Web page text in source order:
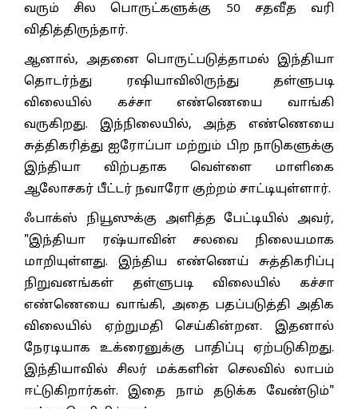
வரும் சில பொருட்களுக்கு 50 சதவீத வரி
விதித்திருந்தார்.
ஆனால், அதனை பொருட்படுத்தாமல் இந்தியா
தொடர்ந்து ரஷியாவிலிருந்து தள்ளுபடி
விலையில் கச்சா எண்ணெயை வாங்கி
வருகிறது. இந்நிலையில், அந்த எண்ணெயை
சுத்திகரித்து ஐரோப்பா மற்றும் பிற நாடுகளுக்கு
இந்தியா விற்பதாக வெள்ளை மாளிகை
ஆலோசகர் பீட்டர் நவாரோ குற்றம் சாட்டியுள்ளார்.
ஃபாக்ஸ் நியூஸுக்கு அளித்த பேட்டியில் அவர்,
"இந்தியா ரஷ்யாவின் சலவை நிலையமாக
மாறியுள்ளது. இந்திய எண்ணெய் சுத்திகரிப்பு
நிறுவனங்கள் தள்ளுபடி விலையில் கச்சா
எண்ணெயை வாங்கி, அதை பதப்படுத்தி அதிக
விலையில் ஏற்றுமதி செய்கின்றன. இதனால்
நேரடியாக உக்ரைனுக்கு பாதிப்பு ஏற்படுகிறது.
இந்தியாவில் சிலர் மக்களின் செலவில் லாபம்
ஈட்டுகிறார்கள். இதை நாம் தடுக்க வேண்டும்"